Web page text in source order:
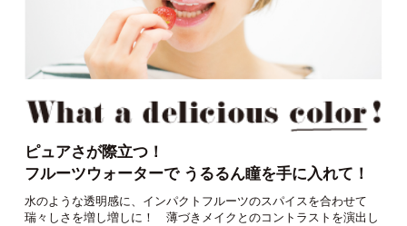
ピュアさが際立つ！
フルーツウォーターで うるるん瞳を手に入れて！
水のような透明感に、インパクトフルーツのスパイスを合わせて
瑞々しさを増し増しに！ 薄づきメイクとのコントラストを演出し